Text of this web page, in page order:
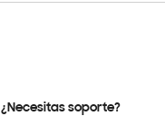
¿Necesitas soporte?